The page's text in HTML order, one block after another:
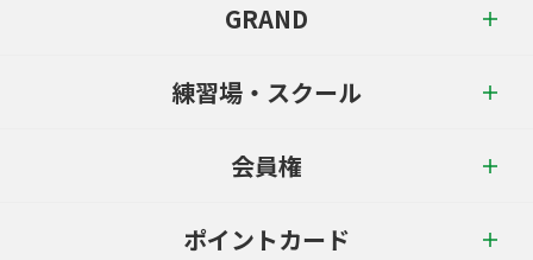
GRAND
練習場・スクール
会員権
ポイントカード